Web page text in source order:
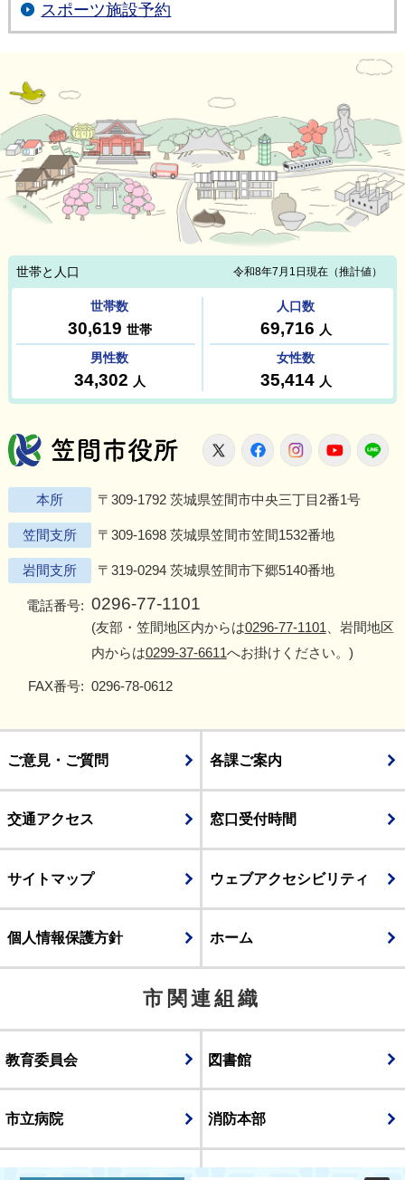
スポーツ施設予約
笠間市役所
X FacebookInstagram
本所 〒309-1792 茨城県笠間市中央三丁目2番1号
笠間支所 〒309-1698 茨城県笠間市笠間1532番地
岩間支所 〒319-0294 茨城県笠間市下郷5140番地
電話番号: 0296-77-1101
(友部・笠間地区内からは0296-77-1101 、岩間地区
内からは0299-37-6611へお掛けください。)
FAX番号: 0296-78-0612
ご意見・ご質問 各課ご案内
交通アクセス 窓口受付時間
サイトマップ ウェブアクセシビリティ
個人情報保護方針 ホーム
市関連組織
教育委員会 図書館
市立病院 消防本部